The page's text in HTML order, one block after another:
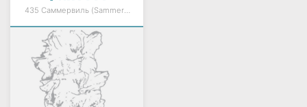
435 Саммервиль (Sammerville) 1987г.